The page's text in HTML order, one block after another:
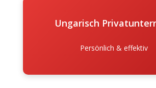
Ungarisch
Persönlich & effektiv